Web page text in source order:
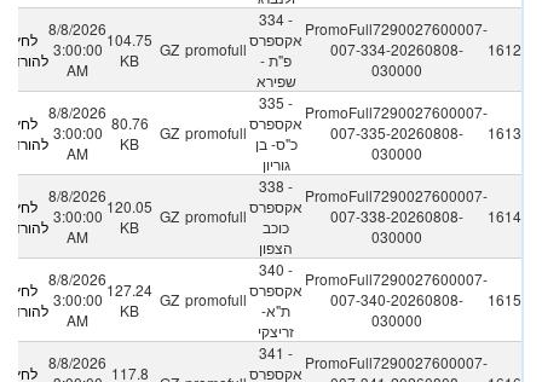
לחץ
להורדה
8/8/2026
3:00:00
AM
104.75
KB
GZ promofull
334 -
אקספרס
פ"ת -
שפירא
PromoFull7290027600007-
007-334-20260808-
030000
1612
לחץ
להורדה
8/8/2026
3:00:00
AM
80.76
KB
GZ promofull
335 -
אקספרס
כ"ס- בן
גוריון
PromoFull7290027600007-
007-335-20260808-
030000
1613
לחץ
להורדה
8/8/2026
3:00:00
AM
120.05
KB
GZ promofull
338 -
אקספרס
כוכב
הצפון
PromoFull7290027600007-
007-338-20260808-
030000
1614
לחץ
להורדה
8/8/2026
3:00:00
AM
127.24
KB
GZ promofull
340 -
אקספרס
ת"א-
זריצקי
PromoFull7290027600007-
007-340-20260808-
030000
1615
לחץ
8/8/2026
117.8
341 -
אקספרס
PromoFull7290027600007-